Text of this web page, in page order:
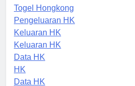
HK Malam Ini
Togel Hongkong
Pengeluaran HK
Keluaran HK
Keluaran HK
Data HK
HK